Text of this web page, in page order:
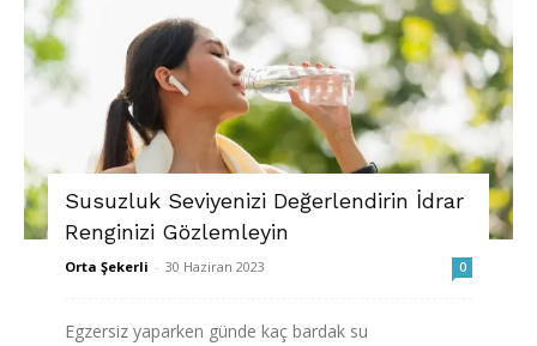
Susuzluk Seviyenizi Değerlendirin İdrar
Renginizi Gözlemleyin
Orta Şekerli - 30 Haziran 2023 0
Egzersiz yaparken günde kaç bardak su